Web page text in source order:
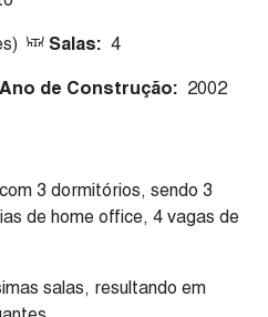
Salas: 4
Ano de Construção: 2002
3 dormitórios, sendo 3
de home office, 4 vagas de
salas, resultando em